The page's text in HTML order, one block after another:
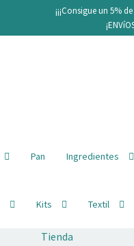
¡¡¡Consigue un 5%
Pan Ingredientes
Kits Textil
Tienda